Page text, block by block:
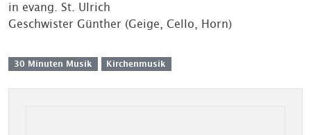
in evang. St. Ulrich
Geschwister Günther (Geige, Cello, Horn)
30 Minuten Musik Kirchenmusik